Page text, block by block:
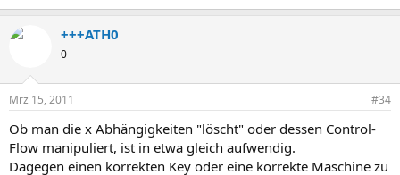
+++ATH0
0
Mrz 15, 2011 #34
Ob man die x Abhängigkeiten "löscht" oder dessen Control-
Flow manipuliert, ist in etwa gleich aufwendig.
Dagegen einen korrekten Key oder eine korrekte Maschine zu